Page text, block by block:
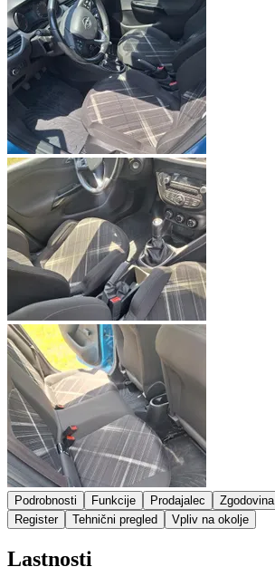
Podrobnosti Funkcije Prodajalec Zgodovina
Register
Tehnični pregled Vpliv na okolje
Lastnosti